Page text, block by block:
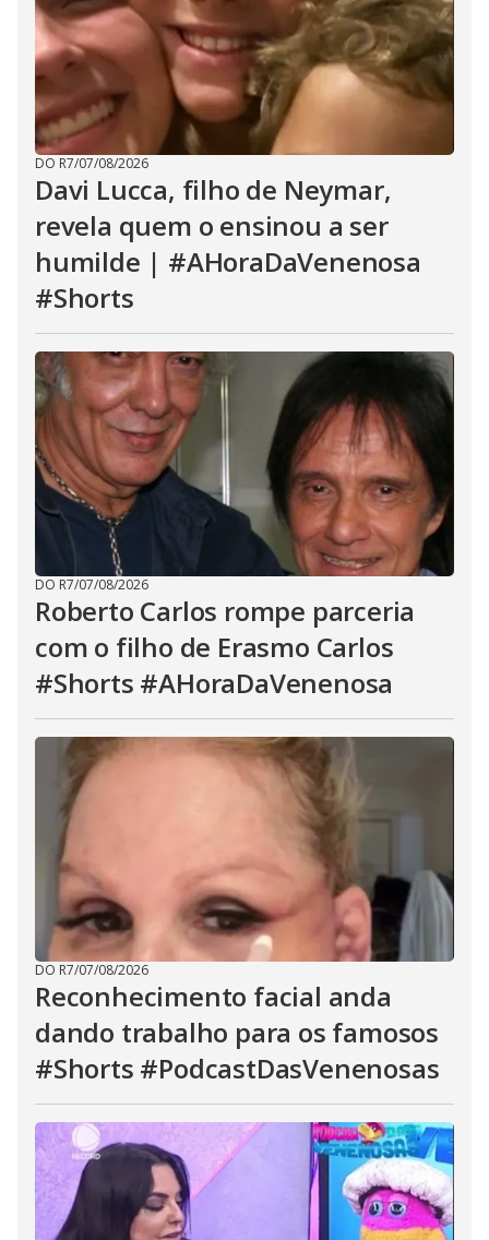
DO R7/07/08/2026
Davi Lucca, filho de Neymar,
revela quem o ensinou a ser
humilde | #AHoraDaVenenosa
#Shorts
DO R7/07/08/2026
Roberto Carlos rompe parceria
com o filho de Erasmo Carlos
#Shorts #AHoraDaVenenosa
DO R7/07/08/2026
Reconhecimento facial anda
dando trabalho para os famosos
#Shorts #PodcastDasVenenosas